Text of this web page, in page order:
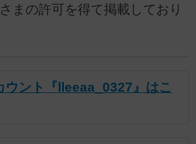
まの許可を得て掲載しており
ント『lleeaa_0327』はこ